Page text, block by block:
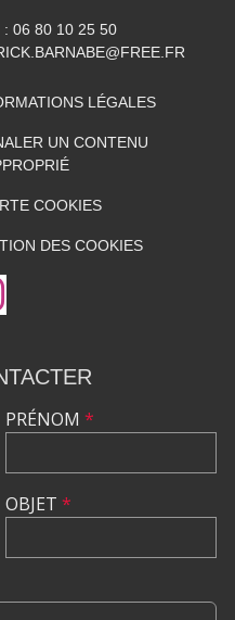
: 06 80 10 25 50
LÉGALES
UN CONTENU
COOKIES
DES COOKIES
PRÉNOM *
OBJET *